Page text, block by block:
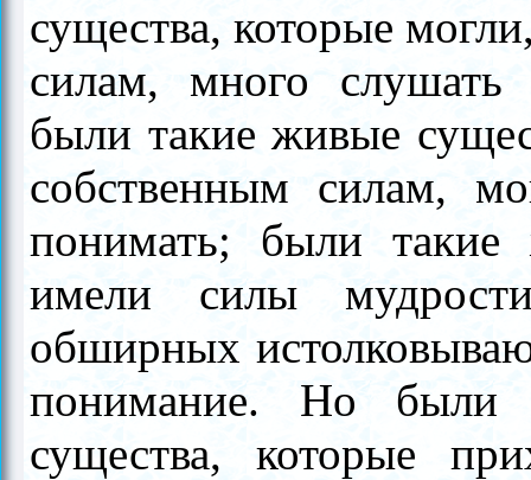
существа, которые
силам, много слушать
были такие живые
собственным силам,
понимать; были такие
имели силы
обширных
понимание. Но
существа, которые